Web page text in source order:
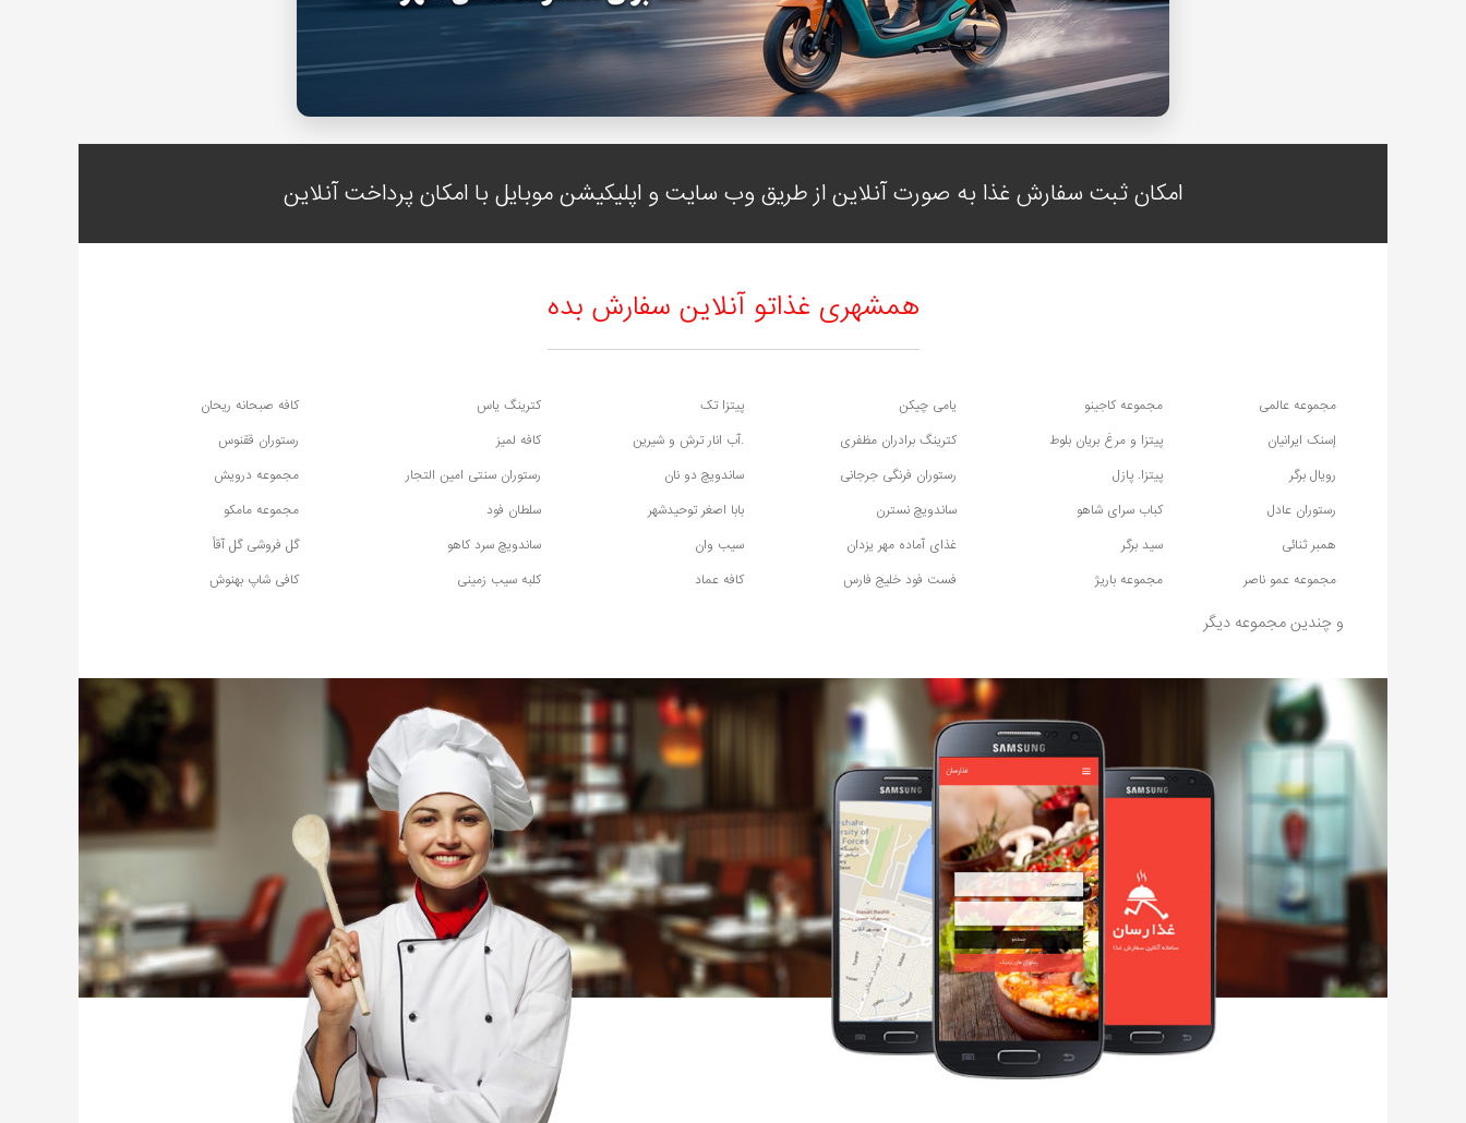
امکان ثبت سفارش غذا به صورت آنلاین از طریق وب سایت و اپلیکیشن موبایل با امکان پرداخت آنلاین
همشهری غذاتو آنلاین سفارش بده
مجموعه عالمی مجموعه کاجینو یامی چیکن پیتزا تک کترینگ یاس
کافه صبحانه ریحان
إسنک ایرانیان
پیتزا و مرغ بریان بلوط کترینگ برادران مظفری .آب انار ترش و شیرین کافه لمیز
رستوران ققنوس
رویال برگر
پیتزا. پازل رستوران فرنگی جرجانی ساندویچ دو نان رستوران سنتی امین التجار
مجموعه درویش
رستوران عادل
کباب سرای شاهو ساندویچ نسترن بابا اصغر توحیدشهر سلطان فود
مجموعه مامکو
همبر ثنائی
سید برگر غذای آماده مهر یزدان سیب وان ساندویچ سرد کاهو
گل فروشی گل آقأ
مجموعه عمو ناصر
مجموعه باریژ فست فود خلیج فارس کافه عماد کلبه سیب زمینی کافی شاپ بهنوش
و چندین مجموعه دیگر